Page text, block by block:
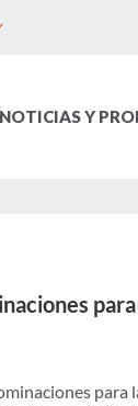
NOTICIAS Y
para